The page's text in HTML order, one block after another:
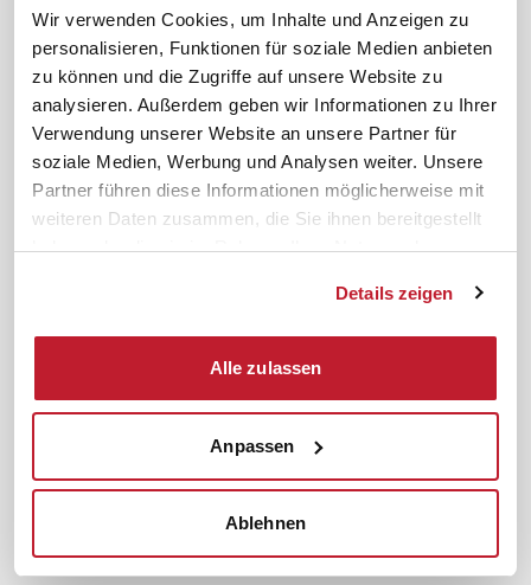
Wir verwenden Cookies, um Inhalte und Anzeigen zu
personalisieren, Funktionen für soziale Medien anbieten
zu können und die Zugriffe auf unsere Website zu
analysieren. Außerdem geben wir Informationen zu Ihrer
Verwendung unserer Website an unsere Partner für
soziale Medien, Werbung und Analysen weiter. Unsere
Partner führen diese Informationen möglicherweise mit
weiteren Daten zusammen, die Sie ihnen bereitgestellt
haben oder die sie im Rahmen Ihrer Nutzung der
Details zeigen
Alle zulassen
Anpassen
Ablehnen
ifb-App Betriebsrat360
News. Wissen. Themen.
Lexikon
Rechtsprechung
Gesetze
Folgen Sie uns
Sicherheit durch geprüfte
Qualität!
Institut zur Fortbildung von
Betriebsräten GmbH & Co. KG
© 2026
Cookiebot Impressum
AGB